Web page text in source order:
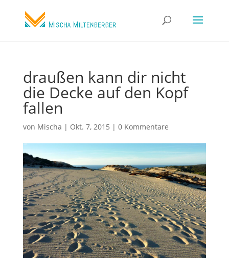
draußen kann dir nicht
die Decke auf den Kopf
fallen
von Mischa | Okt. 7, 2015 | 0 Kommentare